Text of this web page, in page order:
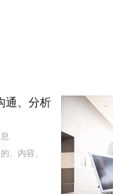
通、分析
、内容、